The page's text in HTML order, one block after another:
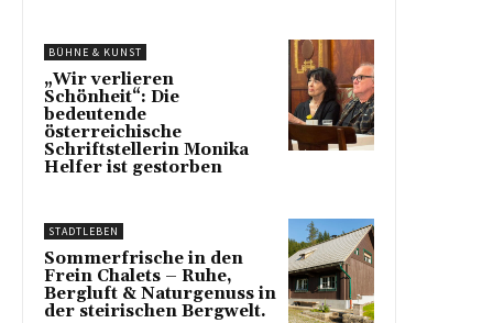
BÜHNE & KUNST
„Wir verlieren
Schönheit“: Die
bedeutende
österreichische
Schriftstellerin Monika
Helfer ist gestorben
STADTLEBEN
Sommerfrische in den
Frein Chalets – Ruhe,
Bergluft & Naturgenuss in
der steirischen Bergwelt.